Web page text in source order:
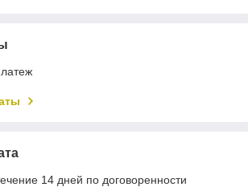
14 дней по договоренности